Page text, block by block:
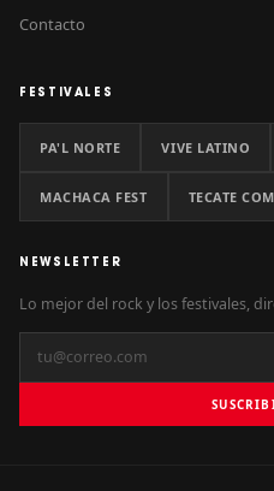
Contacto
FESTIVALES
PA'L NORTE VIVE LATINO
MACHACA FEST TECATE
NEWSLETTER
Lo mejor del rock y los festivales,